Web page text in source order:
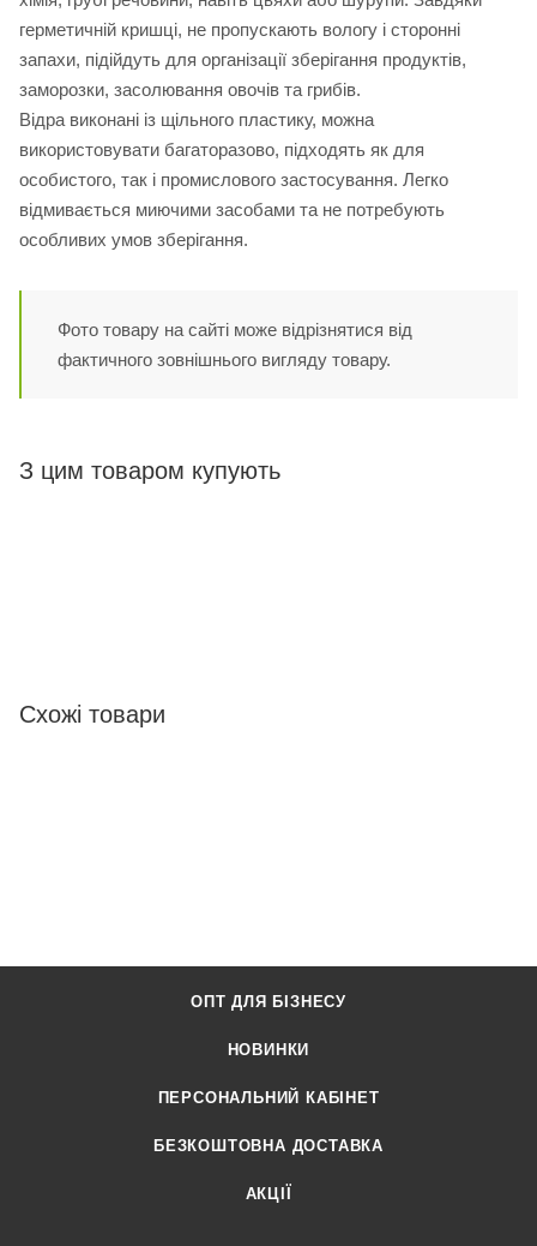
герметичній кришці, не пропускають вологу і сторонні
запахи, підійдуть для організації зберігання продуктів,
заморозки, засолювання овочів та грибів.
Відра виконані із щільного пластику, можна
використовувати багаторазово, підходять як для
особистого, так і промислового застосування. Легко
відмивається миючими засобами та не потребують
особливих умов зберігання.
Фото товару на сайті може відрізнятися від
фактичного зовнішнього вигляду товару.
З цим товаром купують
Схожі товари
ОПТ ДЛЯ БІЗНЕСУ
НОВИНКИ
ПЕРСОНАЛЬНИЙ КАБІНЕТ
БЕЗКОШТОВНА ДОСТАВКА
АКЦІЇ